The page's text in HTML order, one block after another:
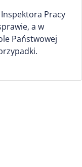
Pracy
a w
Państwowej